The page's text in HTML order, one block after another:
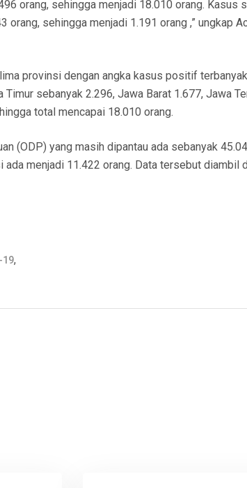
orang, sehingga menjadi 18.010 orang. Kasus
sehingga menjadi 1.191 orang ,” ungkap
provinsi dengan angka kasus positif
sebanyak 2.296, Jawa Barat 1.677, Jawa
total mencapai 18.010 orang.
(ODP) yang masih dipantau ada sebanyak
menjadi 11.422 orang. Data tersebut diambil
19,